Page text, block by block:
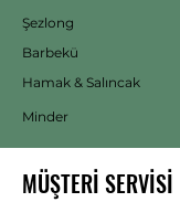
Şezlong
Barbekü
Hamak & Salıncak
Minder
MÜŞTERİ SERVİSİ